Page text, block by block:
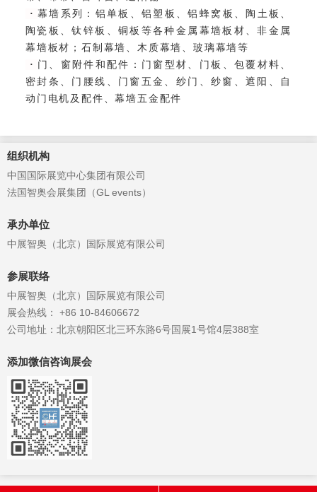
·幕墙系列： 铝单板、铝塑板、铝蜂窝板、陶土板、
陶瓷板、钛锌板、铜板等各种金属幕墙板材、非金属
幕墙板材；石制幕墙、木质幕墙、玻璃幕墙等
· 门、窗附件和配件： 门窗型材、门板、包覆材料、
密封条、门腰线、门窗五金、纱门、纱窗、遮阳、自
动门电机及配件、幕墙五金配件
组织机构
中国国际展览中心集团有限公司
法国智奥会展集团（GL events）
承办单位
中展智奥（北京）国际展览有限公司
参展联络
中展智奥（北京）国际展览有限公司
展会热线： +86 10-84606672
公司地址：北京朝阳区北三环东路6号国展1号馆4层388室
添加微信咨询展会